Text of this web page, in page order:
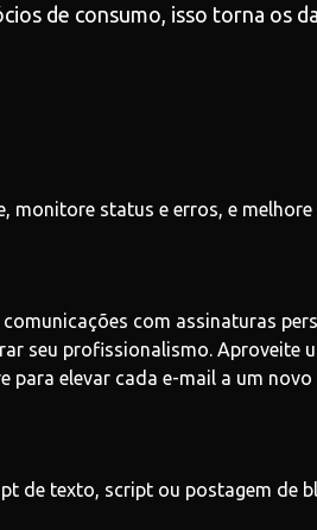
de consumo, isso torna os
status e erros, e melhore
com assinaturas
seu profissionalismo. Aproveite
para elevar cada e-mail a um
de texto, script ou postagem de